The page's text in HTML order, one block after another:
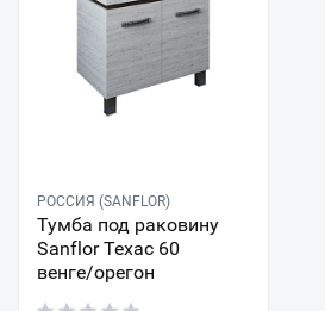
РОССИЯ (SANFLOR)
Тумба под раковину
Sanflor Техас 60
венге/орегон